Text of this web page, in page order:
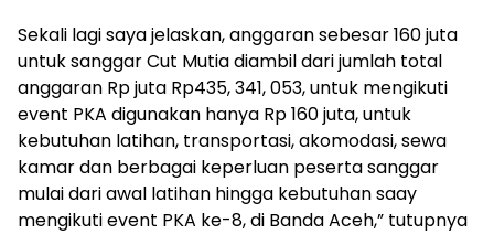
Sekali lagi saya jelaskan, anggaran sebesar 160 juta
untuk sanggar Cut Mutia diambil dari jumlah total
anggaran Rp juta Rp435, 341, 053, untuk mengikuti
event PKA digunakan hanya Rp 160 juta, untuk
kebutuhan latihan, transportasi, akomodasi, sewa
kamar dan berbagai keperluan peserta sanggar
mulai dari awal latihan hingga kebutuhan saay
mengikuti event PKA ke-8, di Banda Aceh,” tutupnya